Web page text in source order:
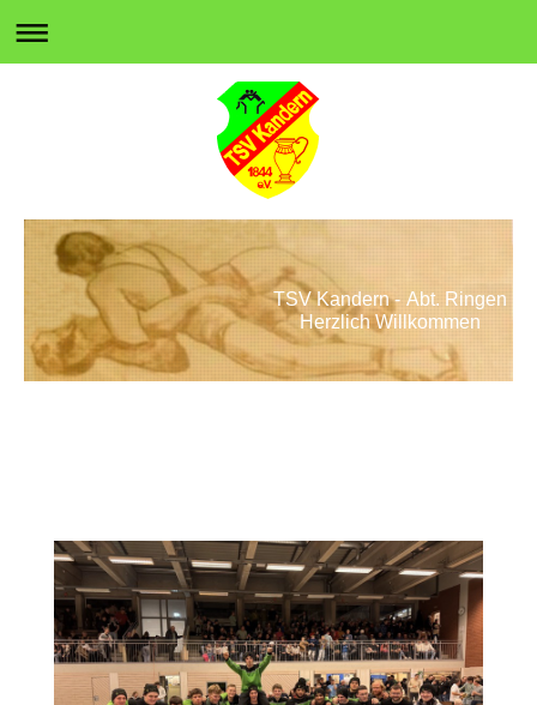
TSV Kandern - Abt. Ringen
Herzlich Willkommen